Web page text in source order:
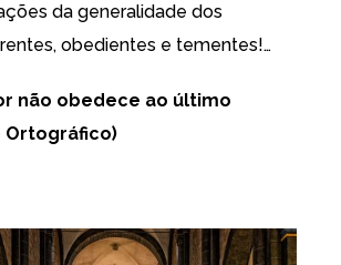
da generalidade dos
obedientes e tementes!…
não obedece ao último
Ortográfico)